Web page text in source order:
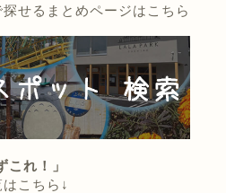
せるまとめページはこちら
これ！」
こちら↓